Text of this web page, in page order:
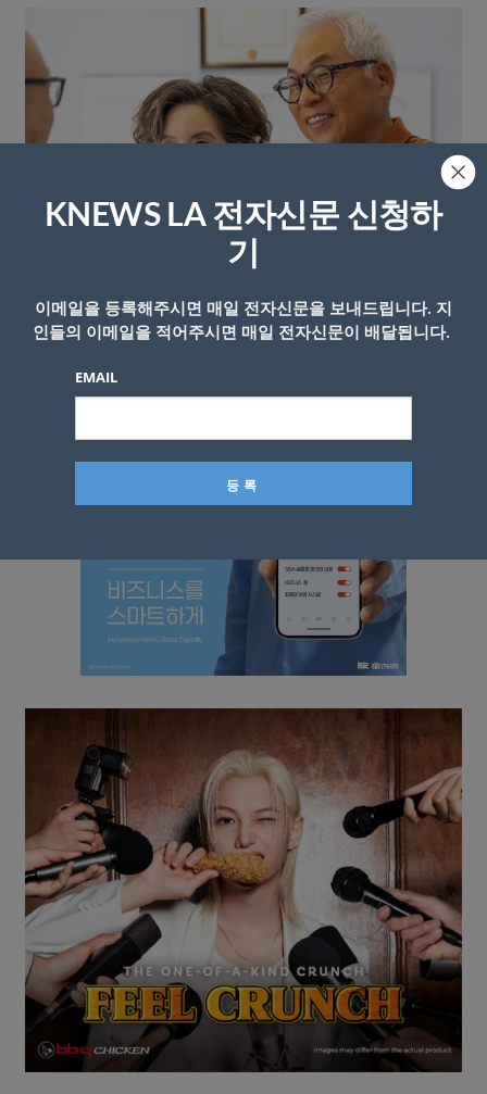
KNEWS LA 전자신문 신청하
기
이메일을 등록해주시면 매일 전자신문을 보내드립니다. 지
인들의 이메일을 적어주시면 매일 전자신문이 배달됩니다.
EMAIL